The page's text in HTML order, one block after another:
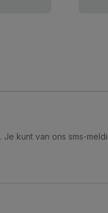
. Je kunt van ons sms-